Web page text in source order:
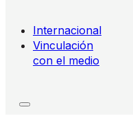
Internacional
Vinculación
con el medio